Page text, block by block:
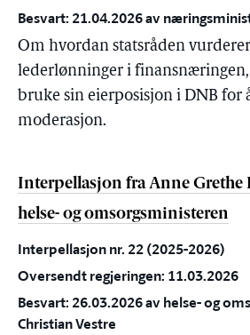
Besvart: 21.04.2026 av
Om hvordan statsråden
lederlønninger i
bruke sin eierposisjon i DNB for
moderasjon.
Interpellasjon fra Anne Grethe
helse- og omsorgsministeren
Interpellasjon nr. 22 (2025-2026)
Oversendt regjeringen: 11.03.2026
Besvart: 26.03.2026 av helse- og
Christian Vestre